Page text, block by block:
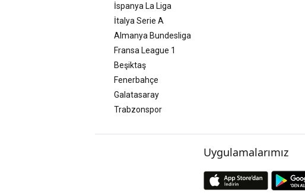
İspanya La Liga
İtalya Serie A
Almanya Bundesliga
Fransa League 1
Beşiktaş
Fenerbahçe
Galatasaray
Trabzonspor
Uygulamalarımız